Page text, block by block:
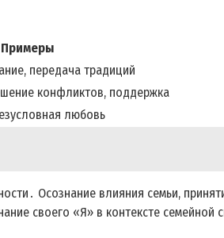
Примеры
передача традиций
конфликтов, поддержка
любовь
Осознание влияния семьи,
своего «Я» в контексте семейной